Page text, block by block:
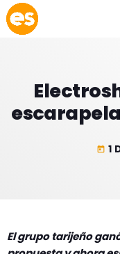
play_arrow EMISIÓN LA
ESLATINO NEWS
LOS + TOP
today 1
El grupo tarijeño